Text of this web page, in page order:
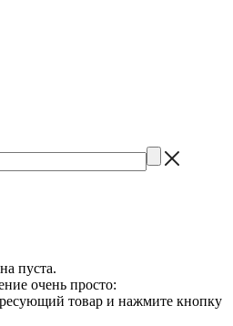
пуста.
очень просто:
товар и нажмите кнопку